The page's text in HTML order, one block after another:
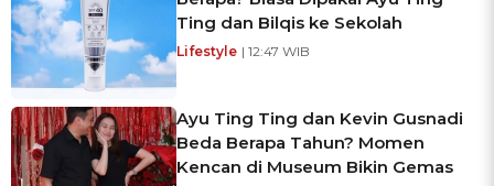
Ting dan Bilqis ke Sekolah
Lifestyle | 12:47 WIB
Ayu Ting Ting dan Kevin Gusnadi
Beda Berapa Tahun? Momen
Kencan di Museum Bikin Gemas